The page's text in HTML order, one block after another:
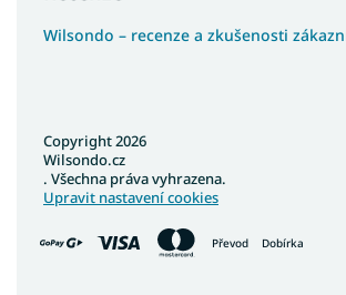
Wilsondo – recenze a zkušenosti
Převod Dobírka
Copyright 2026
Wilsondo.cz
. Všechna práva vyhrazena.
Upravit nastavení cookies